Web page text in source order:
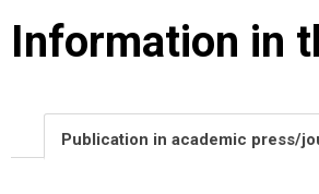
Information in
Publication in academic press/